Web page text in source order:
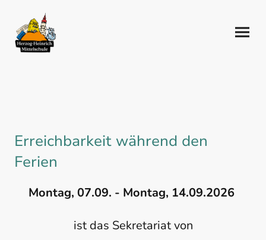
Erreichbarkeit während den
Ferien
Montag, 07.09. - Montag, 14.09.2026
ist das Sekretariat von